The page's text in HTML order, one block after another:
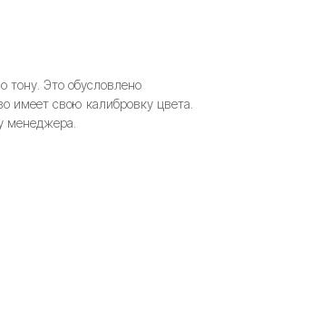
тону. Это обусловлено
имеет свою калибровку цвета.
менеджера.